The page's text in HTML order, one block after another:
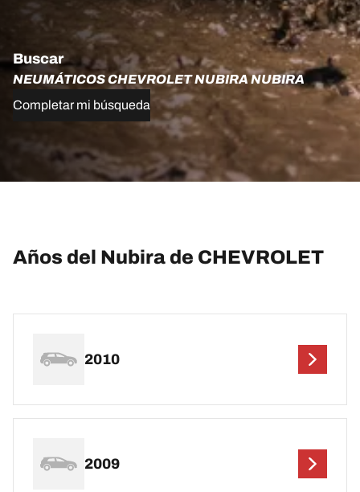
Buscar
NEUMÁTICOS CHEVROLET NUBIRA NUBIRA
Completar mi búsqueda
Años del Nubira de CHEVROLET
2010
2009